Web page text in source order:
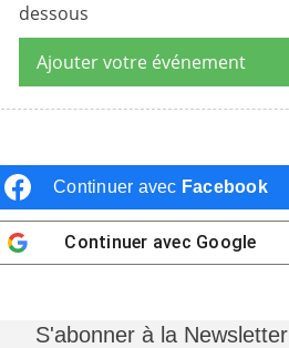
dessous
Ajouter votre événement
Continuer avec Facebook
Continuer avec Google
S'abonner à la Newsletter